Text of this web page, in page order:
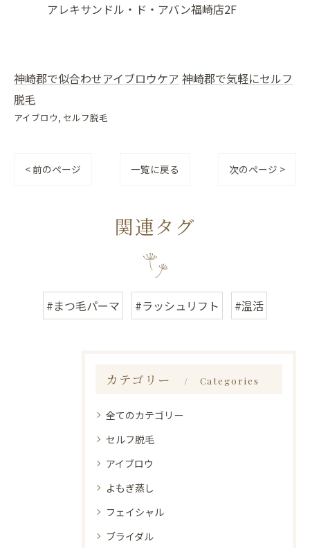
アレキサンドル・ド・アバン福崎店2F
神崎郡で似合わせアイブロウケア 神崎郡で気軽にセルフ
脱毛
アイブロウ セルフ脱毛
< 前のページ 一覧に戻る 次のページ >
関連タグ
#まつ毛パーマ #ラッシュリフト #温活
カテゴリー Categories
全てのカテゴリー
セルフ脱毛
アイブロウ
よもぎ蒸し
フェイシャル
ブライダル